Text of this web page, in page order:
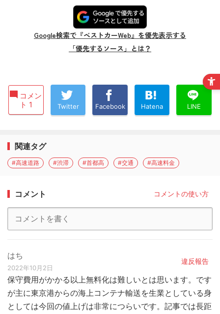
Google検索で『ベストカーWeb』を優先表示する
「優先するソース」とは？
コメン
ト 1
Twitter Facebook Hatena LINE
関連タグ
#高速道路 #渋滞 #首都高 #交通 #高速料金
コメント コメントの使い方
はち
2022年10月2日
違反報告
保守費用がかかる以上無料化は難しいとは思います。です
が主に東京港からの海上コンテナ輸送を生業としている身
としては今回の値上げは非常につらいです。記事では長距